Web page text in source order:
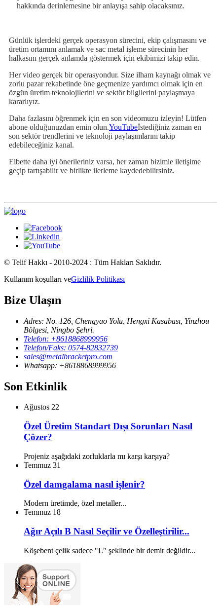
hakkında derinlemesine bir anlayışa sahip olacaksınız.
Günlük işlerdeki gerçek operasyon sürecini, ekip çalışmasını ve
üretim ortamını anlamak ve sac metal işleme sürecinin her
halkasını gerçek anlamda göstermek için ekibimizi takip edin.
Her video gerçek bir operasyondur. Size ilham kaynağı olmak ve
zorlu pazar rekabetinde öne geçmenize yardımcı olmak için en
özgün üretim teknolojilerini ve sektör bilgilerini paylaşmaya
kararlıyız.
Daha fazlasını öğrenmek için en son videomuzu izleyin! Lütfen
abone olduğunuzdan emin olun.YouTubeİstediğiniz zaman en
son sektör trendlerini ve teknoloji paylaşımlarını takip
edebileceğiniz kanal.
Elbette daha iyi önerileriniz varsa, her zaman bizimle iletişime
geçip tartışabilir ve birlikte ilerleme kaydedebilirsiniz.
© Telif Hakkı - 2010-2024 : Tüm Hakları Saklıdır.
Kullanım koşulları veGizlilik Politikası
Bize Ulaşın
Adres: No. 126, Chengyao Yolu, Hengxi Kasabası, Yinzhou
Bölgesi, Ningbo Şehri.
Telefon: +8618868999956
Telefon/Faks: 0574-82832739
sales@metalbracketpro.com
Whatsapp: +8618868999956
Son Etkinlik
Ağustos 22
Özel Üretim Standart Dışı Sorunları Nasıl
Çözer?
Projeniz aşağıdaki zorluklarla mı karşı karşıya?
Temmuz 31
Özel damgalama nasıl işlenir?
Modern üretimde, özel metaller...
Temmuz 18
Ağır Açılı B Nasıl Seçilir ve Özelleştirilir...
Köşebent çelik sadece "L" şeklinde bir demir değildir...